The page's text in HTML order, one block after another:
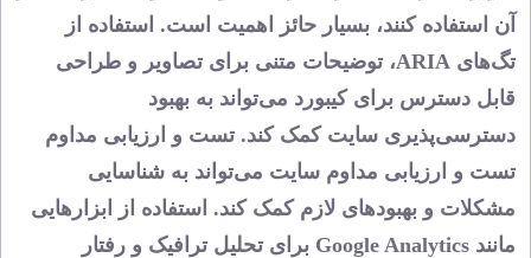
آن استفاده کنند، بسیار حائز اهمیت است. استفاده از
تگ‌های ARIA، توضیحات متنی برای تصاویر و طراحی
قابل دسترس برای کیبورد می‌تواند به بهبود
دسترسی‌پذیری سایت کمک کند. تست و ارزیابی مداوم
تست و ارزیابی مداوم سایت می‌تواند به شناسایی
مشکلات و بهبودهای لازم کمک کند. استفاده از ابزارهایی
مانند Google Analytics برای تحلیل ترافیک و رفتار